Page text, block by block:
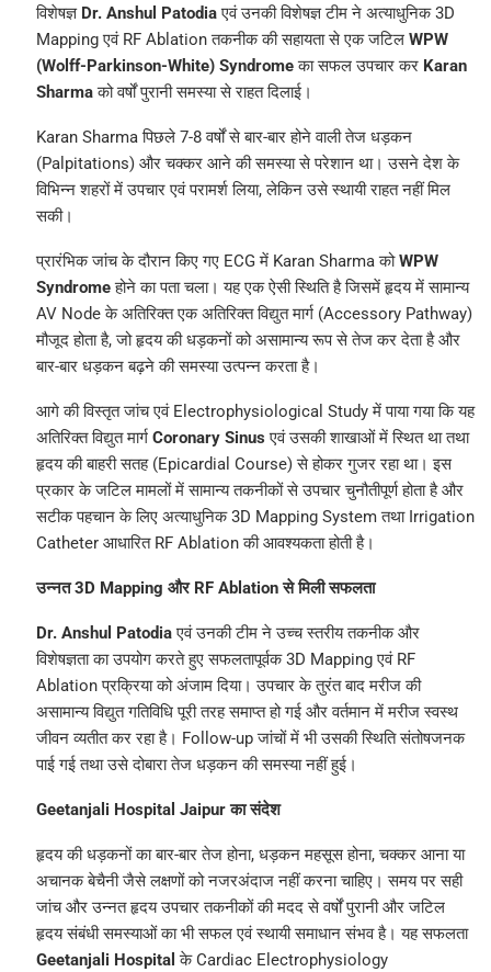
विशेषज्ञ Dr. Anshul Patodiaएवं उनकी विशेषज्ञ टीम ने अत्याधुनिक 3D
Mapping एवं RF Ablation तकनीक की सहायता से एक जटिल WPW
(Wolff-Parkinson-White) Syndromeका सफल उपचार कर Karan
Sharmaको वर्षों पुरानी समस्या से राहत दिलाई।
Karan Sharma पिछले 7-8 वर्षों से बार-बार होने वाली तेज धड़कन
(Palpitations) और चक्कर आने की समस्या से परेशान था। उसने देश के
विभिन्न शहरों में उपचार एवं परामर्श लिया, लेकिन उसे स्थायी राहत नहीं मिल
सकी।
प्रारंभिक जांच के दौरान किए गए ECG में Karan Sharma कोWPW
Syndromeहोने का पता चला। यह एक ऐसी स्थिति है जिसमें हृदय में सामान्य
AV Node के अतिरिक्त एक अतिरिक्त विद्युत मार्ग (Accessory Pathway)
मौजूद होता है, जो हृदय की धड़कनों को असामान्य रूप से तेज कर देता है और
बार-बार धड़कन बढ़ने की समस्या उत्पन्न करता है।
आगे की विस्तृत जांच एवं Electrophysiological Study में पाया गया कि यह
अतिरिक्त विद्युत मार्ग Coronary Sinus एवं उसकी शाखाओं में स्थित था तथा
हृदय की बाहरी सतह (Epicardial Course) से होकर गुजर रहा था। इस
प्रकार के जटिल मामलों में सामान्य तकनीकों से उपचार चुनौतीपूर्ण होता है और
सटीक पहचान के लिए अत्याधुनिक 3D Mapping System तथा Irrigation
Catheter आधारित RF Ablation की आवश्यकता होती है।
उन्नत 3D Mapping और RF Ablation से मिली सफलता
Dr. Anshul Patodiaएवं उनकी टीम ने उच्च स्तरीय तकनीक और
विशेषज्ञता का उपयोग करते हुए सफलतापूर्वक 3D Mapping एवं RF
Ablation प्रक्रिया को अंजाम दिया। उपचार के तुरंत बाद मरीज की
असामान्य विद्युत गतिविधि पूरी तरह समाप्त हो गई और वर्तमान में मरीज स्वस्थ
जीवन व्यतीत कर रहा है। Follow-up जांचों में भी उसकी स्थिति संतोषजनक
पाई गई तथा उसे दोबारा तेज धड़कन की समस्या नहीं हुई।
Geetanjali Hospital Jaipur का संदेश
हृदय की धड़कनों का बार-बार तेज होना, धड़कन महसूस होना, चक्कर आना या
अचानक बेचैनी जैसे लक्षणों को नजरअंदाज नहीं करना चाहिए। समय पर सही
जांच और उन्नत हृदय उपचार तकनीकों की मदद से वर्षों पुरानी और जटिल
हृदय संबंधी समस्याओं का भी सफल एवं स्थायी समाधान संभव है। यह सफलता
Geetanjali Hospital के Cardiac Electrophysiology